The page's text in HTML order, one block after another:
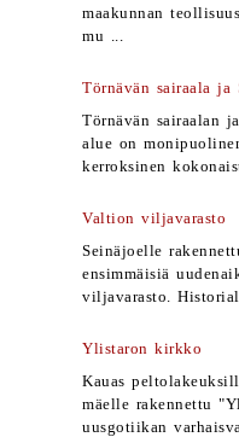
maakunnan
mu ...
Törnävän sairaala ja
Törnävän sairaalan
alue on
kerroksinen
Valtion viljavarasto
Seinäjoelle
ensimmäisiä
viljavarasto.
Ylistaron kirkko
Kauas
mäelle rakennettu
uusgotiikan